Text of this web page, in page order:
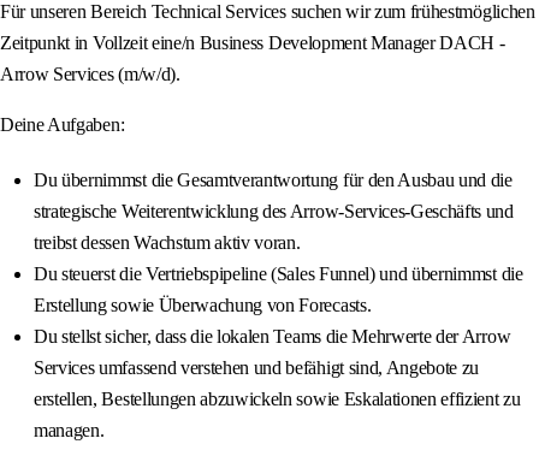
Für unseren Bereich Technical Services suchen wir zum frühestmöglichen
Zeitpunkt in Vollzeit eine/n Business Development Manager DACH -
Arrow Services (m/w/d).
Deine Aufgaben:
Du übernimmst die Gesamtverantwortung für den Ausbau und die
strategische Weiterentwicklung des Arrow-Services-Geschäfts und
treibst dessen Wachstum aktiv voran.
Du steuerst die Vertriebspipeline (Sales Funnel) und übernimmst die
Erstellung sowie Überwachung von Forecasts.
Du stellst sicher, dass die lokalen Teams die Mehrwerte der Arrow
Services umfassend verstehen und befähigt sind, Angebote zu
erstellen, Bestellungen abzuwickeln sowie Eskalationen effizient zu
managen.